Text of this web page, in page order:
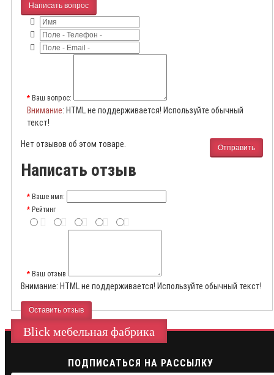
Написать вопрос
Ваш вопрос:
Внимание: HTML не поддерживается! Используйте обычный
текст!
Отправить
Нет отзывов об этом товаре.
Написать отзыв
Ваше имя:
Рейтинг
Ваш отзыв
Внимание: HTML не поддерживается! Используйте обычный текст!
Оставить отзыв
Blick мебельная фабрика
ПОДПИСАТЬСЯ НА РАССЫЛКУ